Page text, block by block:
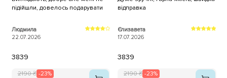
підійшли, довелось подарувати
Людмила
22.07.2026
3839
2190 ₴ -23%
відправка
Єлизавета
17.07.2026
3839
2190 ₴ -23%